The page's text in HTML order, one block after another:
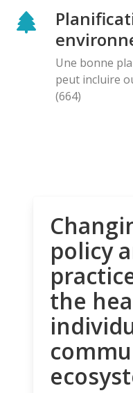
Une bonne
peut incluire
(664)
policy
the